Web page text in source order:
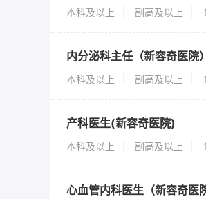
本科及以上 副高及以上
内分泌科主任（新容奇医院）
本科及以上 副高及以上
产科医生(新容奇医院)
本科及以上 副高及以上
心血管内科医生（新容奇医